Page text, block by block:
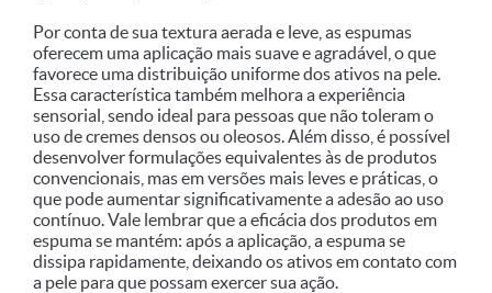
Por conta de sua textura aerada e leve, as espumas
oferecem uma aplicação mais suave e agradável, o que
favorece uma distribuição uniforme dos ativos na pele.
Essa característica também melhora a experiência
sensorial, sendo ideal para pessoas que não toleram o
uso de cremes densos ou oleosos. Além disso, é possível
desenvolver formulações equivalentes às de produtos
convencionais, mas em versões mais leves e práticas, o
que pode aumentar significativamente a adesão ao uso
contínuo. Vale lembrar que a eficácia dos produtos em
espuma se mantém: após a aplicação, a espuma se
dissipa rapidamente, deixando os ativos em contato com
a pele para que possam exercer sua ação.